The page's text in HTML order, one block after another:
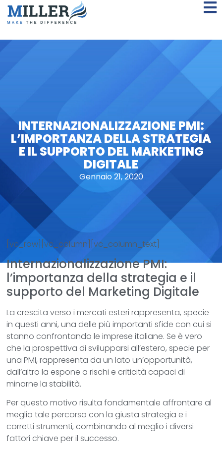
INTERNAZIONALIZZAZIONE PMI:
L’IMPORTANZA DELLA STRATEGIA
E IL SUPPORTO DEL MARKETING
DIGITALE
Gennaio 21, 2020
[vc_row][vc_column][vc_column_text]
Internazionalizzazione PMI:
l’importanza della strategia e il
supporto del Marketing Digitale
La crescita verso i mercati esteri rappresenta, specie
in questi anni, una delle più importanti sfide con cui si
stanno confrontando le imprese italiane. Se è vero
che la prospettiva di svilupparsi all’estero, specie per
una PMI, rappresenta da un lato un’opportunità,
dall’altro la espone a rischi e criticità capaci di
minarne la stabilità.
Per questo motivo risulta fondamentale affrontare al
meglio tale percorso con la giusta strategia e i
corretti strumenti, combinando al meglio i diversi
fattori chiave per il successo.